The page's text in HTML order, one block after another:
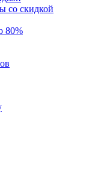
со скидкой
80%